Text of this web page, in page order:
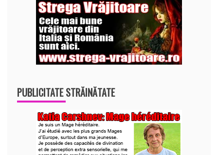
PUBLICITATE STRĂINĂTATE